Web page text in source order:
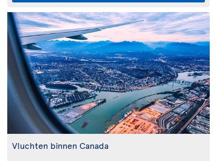
Vluchten binnen Canada